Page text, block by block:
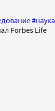
#наука
Forbes Life